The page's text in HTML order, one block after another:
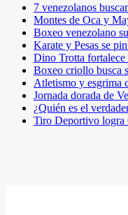
7 venezolanos
Montes de Oca y
Boxeo venezolano
Karate y Pesas se
Dino Trotta fortalece
Boxeo criollo busca
Atletismo y esgrima
Jornada dorada de
¿Quién es el
Tiro Deportivo logra